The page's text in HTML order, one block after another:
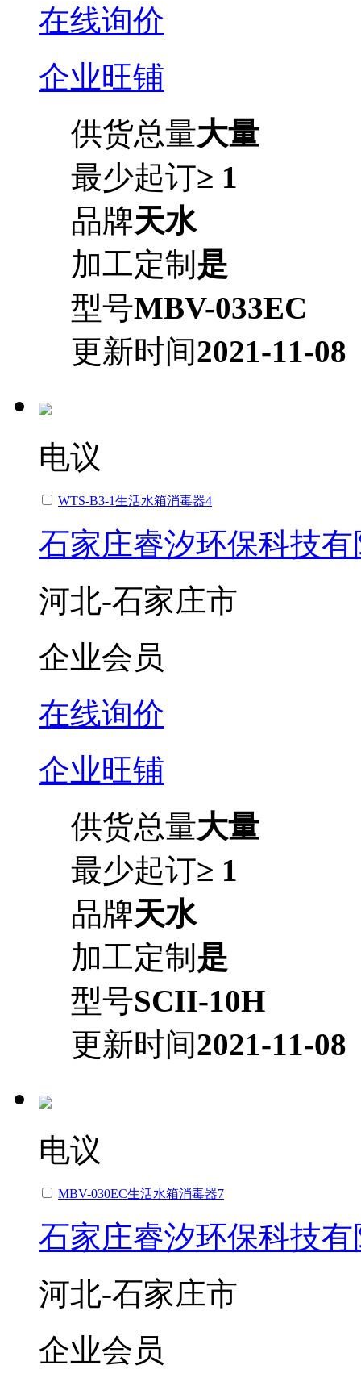
在线询价
企业旺铺
供货总量大量
最少起订≥ 1
品牌天水
加工定制 是
型号MBV-033EC
更新时间2021-11-08
电议
WTS-B3-1生活水箱消毒器4
石家庄睿汐环保科技
河北-石家庄市
企业会员
在线询价
企业旺铺
供货总量大量
最少起订≥ 1
品牌天水
加工定制 是
型号SCII-10H
更新时间2021-11-08
电议
MBV-030EC生活水箱消毒器7
石家庄睿汐环保科技
河北-石家庄市
企业会员